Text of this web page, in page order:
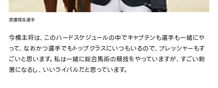
渡邊瑞生選手
今橋主将は、このハードスケジュールの中でキャプテンも選手も一緒にや
って、なおかつ選手でもトップクラスにいつもいるので、プレッシャーもす
ごいと思います。私は一緒に総合馬術の競技をやっていますが、すごい刺
激になるし、いいライバルだと思っています。